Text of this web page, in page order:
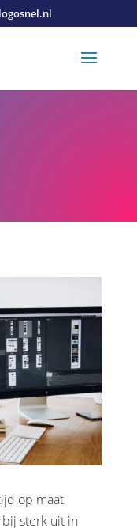
op maat
sterk uit in